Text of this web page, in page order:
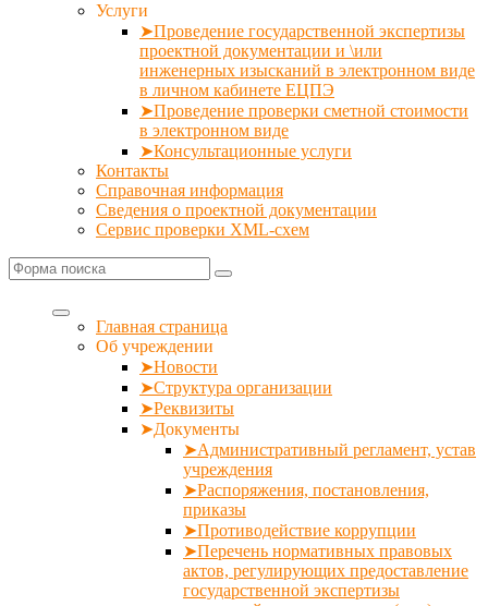
Услуги
➤Проведение государственной экспертизы
проектной документации и \или
инженерных изысканий в электронном виде
в личном кабинете ЕЦПЭ
➤Проведение проверки сметной стоимости
в электронном виде
➤Консультационные услуги
Контакты
Справочная информация
Сведения о проектной документации
Сервис проверки XML-схем
Поиск
Главная страница
Об учреждении
➤Новости
➤Структура организации
➤Реквизиты
➤Документы
➤Административный регламент, устав
учреждения
➤Распоряжения, постановления,
приказы
➤Противодействие коррупции
➤Перечень нормативных правовых
актов, регулирующих предоставление
государственной экспертизы